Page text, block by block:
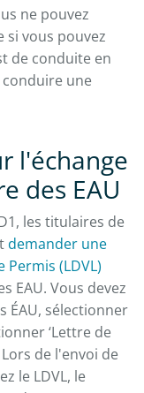
ne pouvez
si vous pouvez
de conduite en
conduire une
l'échange
des EAU
les titulaires de
demander une
(LDVL)
EAU. Vous devez
ÉAU, sélectionner
‘Lettre de
de l'envoi de
le LDVL, le